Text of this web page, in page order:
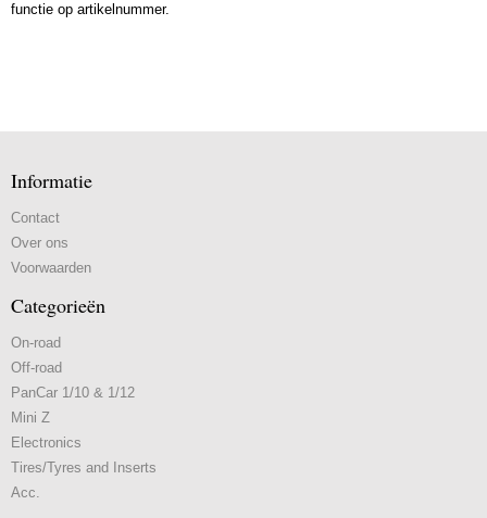
functie op artikelnummer.
Informatie
Contact
Over ons
Voorwaarden
Categorieën
On-road
Off-road
PanCar 1/10 & 1/12
Mini Z
Electronics
Tires/Tyres and Inserts
Acc.